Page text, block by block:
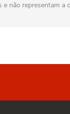
não representam a